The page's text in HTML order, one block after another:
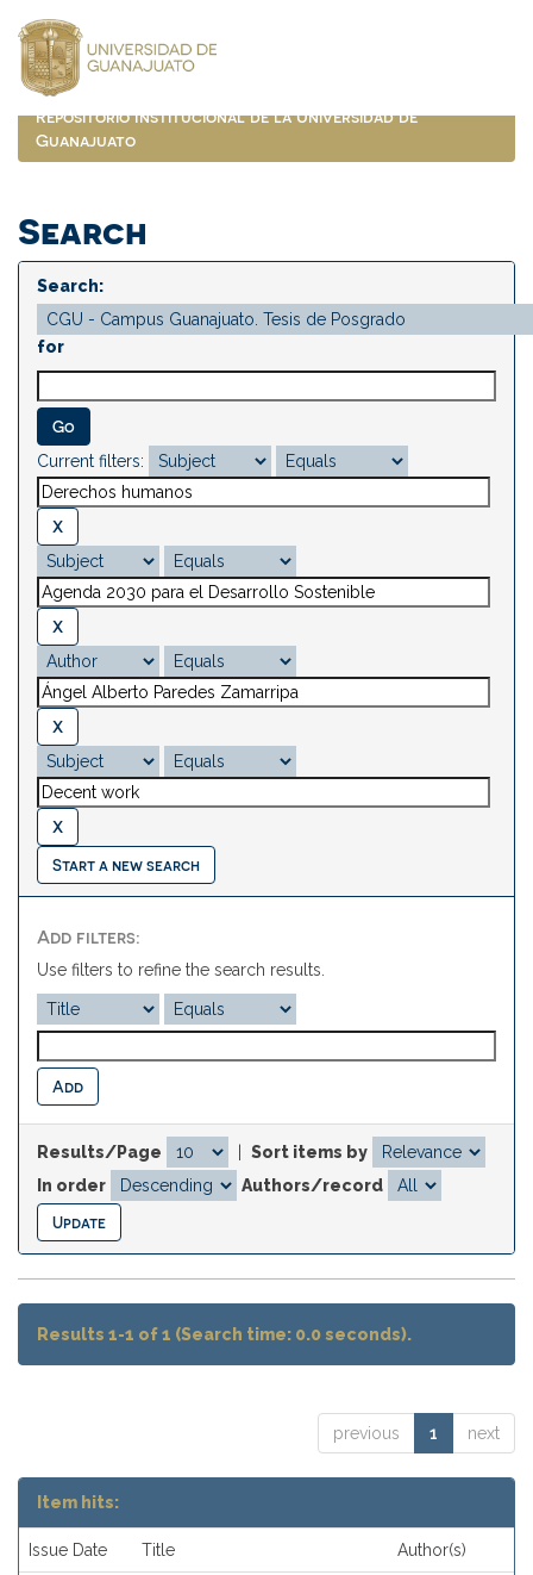
navigation
Repositorio Institucional de la Universidad de
Guanajuato
Search
Search:
for
Current filters:
Start a new search
Add filters:
Use filters to refine the search results.
Results/Page
Sort items by
In order
Authors/record
Results 1-1 of 1 (Search time: 0.0 seconds).
previous 1 next
Item hits:
Issue Date Title Author(s)